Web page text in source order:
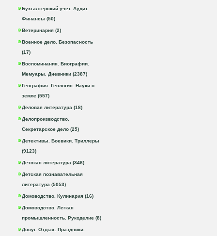
Бухгалтерский учет. Аудит.
Финансы (50)
Ветеринария (2)
Военное дело. Безопасность
(17)
Воспоминания. Биографии.
Мемуары. Дневники (2387)
География. Геология. Науки о
земле (557)
Деловая литература (18)
Делопроизводство.
Секретарское дело (25)
Детективы. Боевики. Триллеры
(9123)
Детская литература (346)
Детская познавательная
литература (5053)
Домоводство. Кулинария (16)
Домоводство. Легкая
промышленность. Рукоделие (8)
Досуг. Отдых. Праздники.